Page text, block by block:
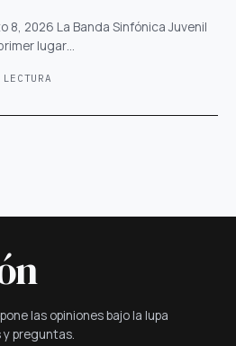
8, 2026 La Banda Sinfónica Juvenil
lugar…
las opiniones bajo la lupa
preguntas.